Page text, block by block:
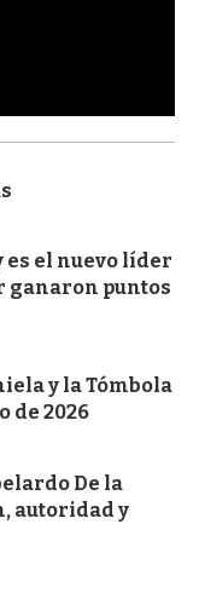
es el nuevo líder
ganaron puntos
y la Tómbola
de 2026
De la
autoridad y